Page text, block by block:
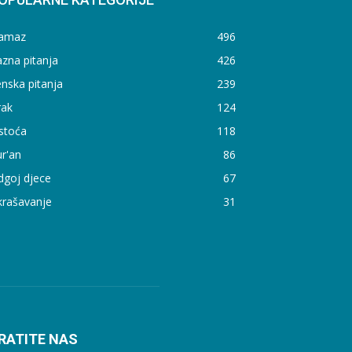
496
pitanja
426
pitanja
239
124
118
86
djece
67
31
NAS